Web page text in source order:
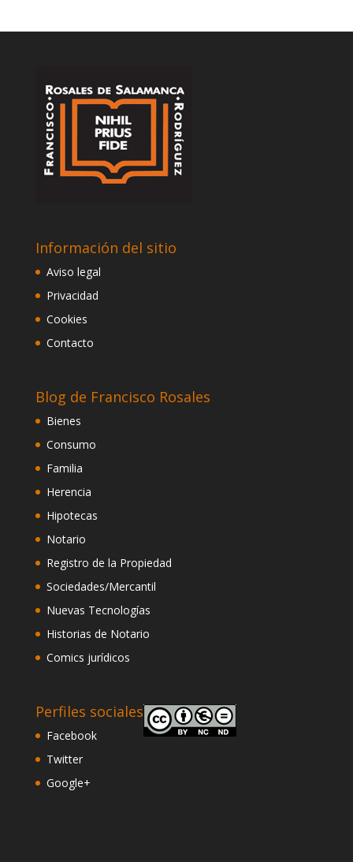
Información del sitio
Aviso legal
Privacidad
Cookies
Contacto
Blog de Francisco Rosales
Bienes
Consumo
Familia
Herencia
Hipotecas
Notario
Registro de la Propiedad
Sociedades/Mercantil
Nuevas Tecnologías
Historias de Notario
Comics jurídicos
Perfiles sociales
Facebook
Twitter
Google+